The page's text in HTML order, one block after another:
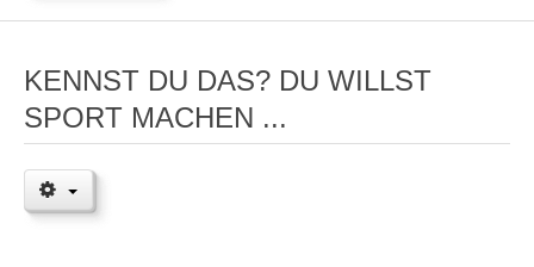
KENNST DU DAS? DU WILLST
SPORT MACHEN ...